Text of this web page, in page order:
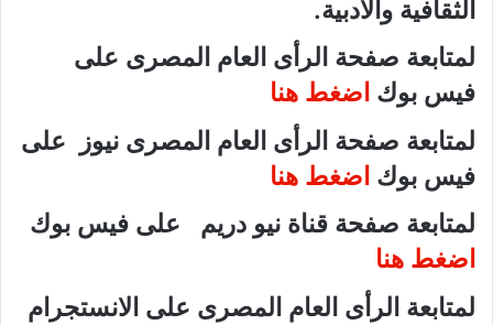
الثقافية والأدبية.
لمتابعة صفحة الرأى العام المصرى على
فيس بوك اضغط هنا
لمتابعة صفحة الرأى العام المصرى نيوز على
فيس بوك اضغط هنا
لمتابعة صفحة قناة نيو دريم على فيس بوك
اضغط هنا
لمتابعة الرأى العام المصرى على الانستجرام